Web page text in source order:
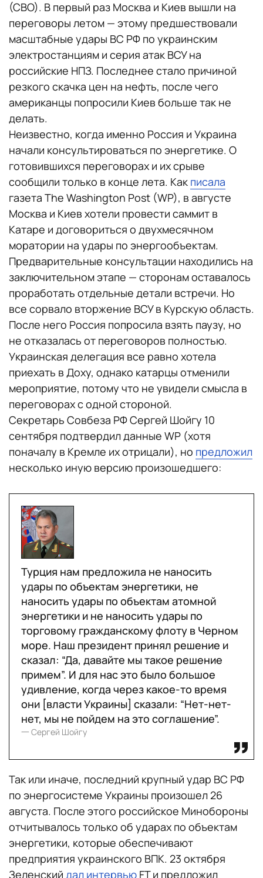
(СВО). В первый раз Москва и Киев вышли на
переговоры летом — этому предшествовали
масштабные удары ВС РФ по украинским
электростанциям и серия атак ВСУ на
российские НПЗ. Последнее стало причиной
резкого скачка цен на нефть, после чего
американцы попросили Киев больше так не
делать.
Неизвестно, когда именно Россия и Украина
начали консультироваться по энергетике. О
готовившихся переговорах и их срыве
сообщили только в конце лета. Как писала
газета The Washington Post (WP), в августе
Москва и Киев хотели провести саммит в
Катаре и договориться о двухмесячном
моратории на удары по энергообъектам.
Предварительные консультации находились на
заключительном этапе — сторонам оставалось
проработать отдельные детали встречи. Но
все сорвало вторжение ВСУ в Курскую область.
После него Россия попросила взять паузу, но
не отказалась от переговоров полностью.
Украинская делегация все равно хотела
приехать в Доху, однако катарцы отменили
мероприятие, потому что не увидели смысла в
переговорах с одной стороной.
Секретарь Совбеза РФ Сергей Шойгу 10
сентября подтвердил данные WP (хотя
поначалу в Кремле их отрицали), но предложил
несколько иную версию произошедшего:
Турция нам предложила не наносить
удары по объектам энергетики, не
наносить удары по объектам атомной
энергетики и не наносить удары по
торговому гражданскому флоту в Черном
море. Наш президент принял решение и
сказал: “Да, давайте мы такое решение
примем”. И для нас это было большое
удивление, когда через какое-то время
они [власти Украины] сказали: “Нет-нет-
нет, мы не пойдем на это соглашение”.
一 Сергей Шойгу
Так или иначе, последний крупный удар ВС РФ
по энергосистеме Украины произошел 26
августа. После этого российское Минобороны
отчитывалось только об ударах по объектам
энергетики, которые обеспечивают
предприятия украинского ВПК. 23 октября
Зеленский дал интервью FT и предложил